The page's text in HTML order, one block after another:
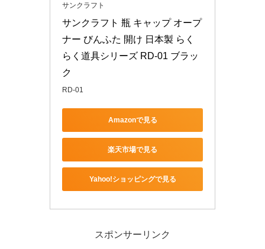
サンクラフト
サンクラフト 瓶 キャップ オープ
ナー びんふた 開け 日本製 らく
らく道具シリーズ RD-01 ブラッ
ク
RD-01
Amazonで見る
楽天市場で見る
Yahoo!ショッピングで見る
スポンサーリンク